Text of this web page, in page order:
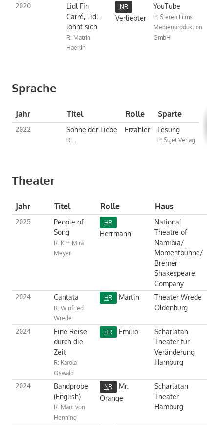
2020
Lidl Fin
Carré, Lidl
lohnt sich
R: Matrin
Haerlin
NR
Verliebter
YouTube
P: Stereo Films
Medienproduktion
GmbH
Sprache
Jahr Titel Rolle Sparte
2022 Söhne der Liebe
R: ...
Erzähler Lesung
P: Sujet Verlag
Theater
Jahr Titel Rolle Haus
2025
People of
Song
R: Kim Mira
Meyer
HR
Herrmann
National
Theatre of
Namibia/
Momentbühne/
Bremer
Shakespeare
Company
2024 Cantata
R: Winfried
Wrede
HR Martin
Theater Wrede
Oldenburg
2024
Eine Reise
durch die
Zeit
R: Karola
Oswald
HR Emilio
Scharlatan
Theater für
Veränderung
Hamburg
2024
Bandprobe
(English)
R: Marc von
Henning
NR
Mr.
Orange
Scharlatan
Theater
Hamburg